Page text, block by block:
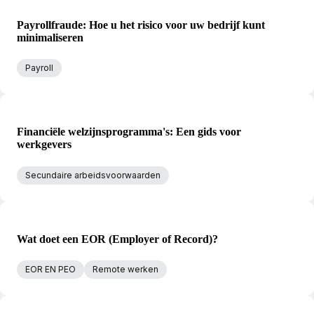
Payrollfraude: Hoe u het risico voor uw bedrijf kunt
minimaliseren
Payroll
Financiële welzijnsprogramma's: Een gids voor
werkgevers
Secundaire arbeidsvoorwaarden
Wat doet een EOR (Employer of Record)?
EOR EN PEO Remote werken